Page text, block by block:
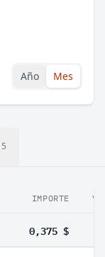
Año Mes
5
IMPORTE
0,375 $